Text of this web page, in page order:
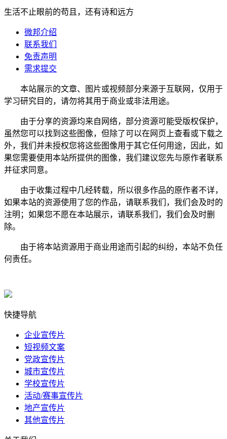
生活不止眼前的苟且，还有诗和远方
微邦介绍
联系我们
免责声明
需求提交
本站展示的文章、图片或视频部分来源于互联网，仅用于
学习研究目的，请勿将其用于商业或非法用途。
由于分享的资源均来自网络，部分资源可能受版权保护，
虽然您可以找到这些图像，但除了可以在网页上查看或下载之
外，我们并未授权您将这些图像用于其它任何用途，因此，如
果您需要使用本站所提供的图像，我们建议您先与原作者联系
并征求同意。
由于收集过程中几经转载，所以很多作品的原作者不详，
如果本站的资源使用了您的作品，请联系我们，我们会及时的
注明；如果您不愿在本站展示，请联系我们，我们会及时删
除。
由于将本站资源用于商业用途而引起的纠纷，本站不负任
何责任。
快捷导航
企业宣传片
短视频文案
党政宣传片
城市宣传片
学校宣传片
活动/赛事宣传片
地产宣传片
其他宣传片